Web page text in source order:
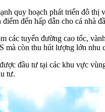
quy hoạch phát triển đô
đến hấp dẫn cho cả nhà
các tuyến đường cao tốc,
mà còn thu hút lượng lớn nhu
đầu tư tại các khu vực
tư.